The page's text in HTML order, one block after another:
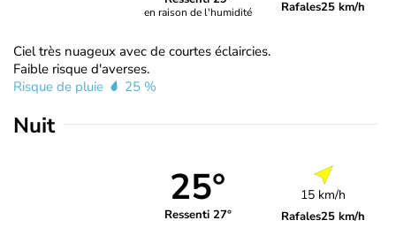
en raison de l'humidité Rafales25 km/h
Ciel très nuageux avec de courtes éclaircies.
Faible risque d'averses.
Risque de pluie
25 %
Nuit
25°
Ressenti 27°
15 km/h
Rafales25 km/h